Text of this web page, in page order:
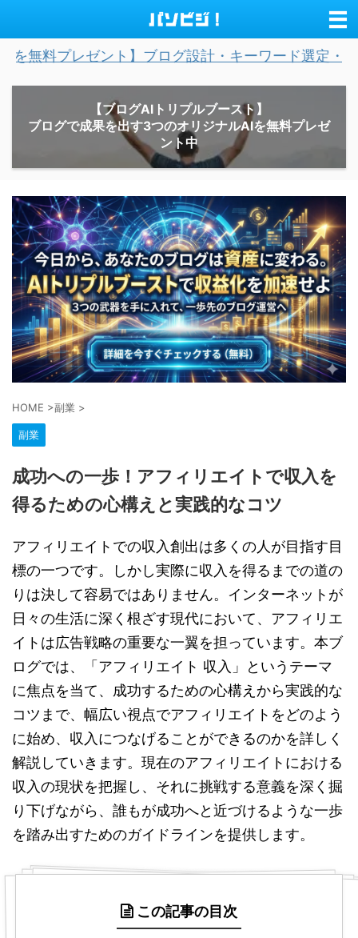
ント】ブログ設計・キーワード選定・記事作成を完
【ブログAIトリプルブースト】
ブログで成果を出す3つのオリジナルAIを無料プレゼ
ント中
HOME >副業 >
副業
成功への一歩！アフィリエイトで収入を
得るための心構えと実践的なコツ
アフィリエイトでの収入創出は多くの人が目指す目
標の一つです。しかし実際に収入を得るまでの道の
りは決して容易ではありません。インターネットが
日々の生活に深く根ざす現代において、アフィリエ
イトは広告戦略の重要な一翼を担っています。本ブ
ログでは、「アフィリエイト 収入」というテーマ
に焦点を当て、成功するための心構えから実践的な
コツまで、幅広い視点でアフィリエイトをどのよう
に始め、収入につなげることができるのかを詳しく
解説していきます。現在のアフィリエイトにおける
収入の現状を把握し、それに挑戦する意義を深く掘
り下げながら、誰もが成功へと近づけるような一歩
を踏み出すためのガイドラインを提供します。
この記事の目次